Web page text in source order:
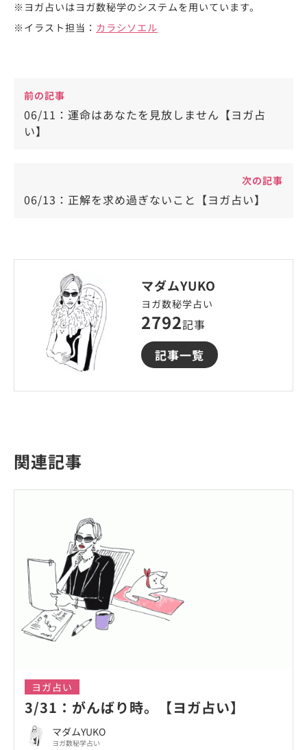
※ヨガ占いはヨガ数秘学のシステムを用いています。
※イラスト担当： カラシソエル
前の記事
06/11：運命はあなたを見放しません【ヨガ占
い】
次の記事
06/13：正解を求め過ぎないこと【ヨガ占い】
マダムYUKO
ヨガ数秘学占い
2792記事
記事一覧
関連記事
ヨガ占い
3/31：がんばり時。【ヨガ占い】
マダムYUKO
ヨガ数秘学占い